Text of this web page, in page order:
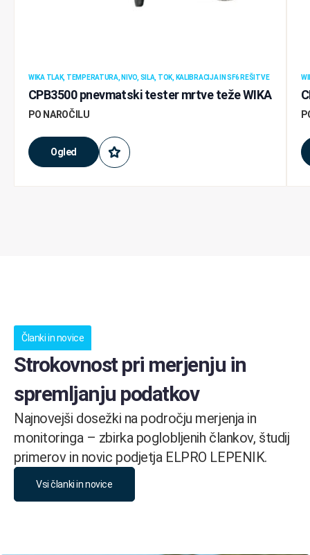
WIKA TLAK, TEMPERATURA, NIVO, SILA, TOK, KALIBRACIJA IN SF6 REŠITVE
CPB3500 pnevmatski tester mrtve teže WIKA
Ogled
PO NAROČILU
Članki in novice
Strokovnost pri merjenju in
spremljanju podatkov
Najnovejši dosežki na področju merjenja in
monitoringa – zbirka poglobljenih člankov, študij
primerov in novic podjetja ELPRO LEPENIK.
Vsi članki in novice